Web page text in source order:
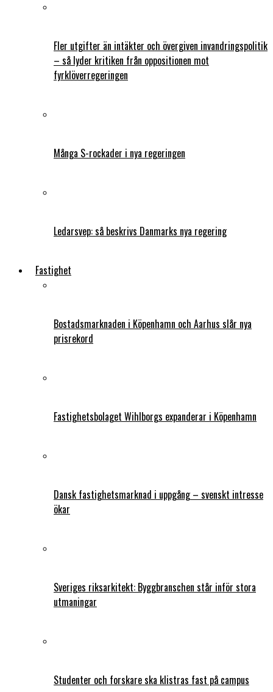
Fler utgifter än intäkter och övergiven invandringspolitik
– så lyder kritiken från oppositionen mot
fyrklöverregeringen
Många S-rockader i nya regeringen
Ledarsvep: så beskrivs Danmarks nya regering
Fastighet
Bostadsmarknaden i Köpenhamn och Aarhus slår nya
prisrekord
Fastighetsbolaget Wihlborgs expanderar i Köpenhamn
Dansk fastighetsmarknad i uppgång – svenskt intresse
ökar
Sveriges riksarkitekt: Byggbranschen står inför stora
utmaningar
Studenter och forskare ska klistras fast på campus